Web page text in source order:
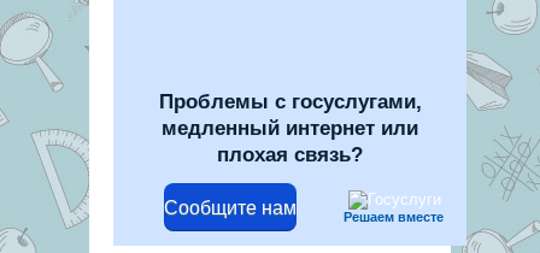
Проблемы с госуслугами,
медленный интернет или
плохая связь?
Сообщите нам Решаем вместе